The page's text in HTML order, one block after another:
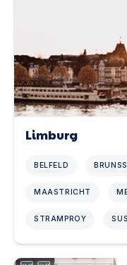
Limburg
BELFELD
MAASTRICHT
STRAMPROY